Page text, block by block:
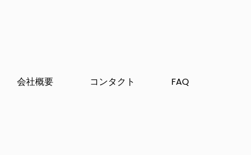
会社概要 コンタクト FAQ